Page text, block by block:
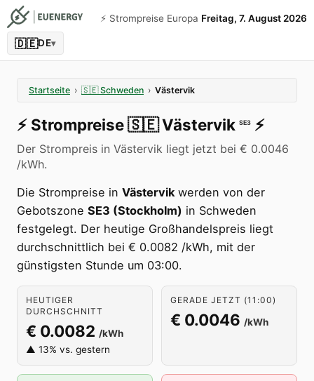
⚡️ Strompreise Europa Freitag, 7. August 2026
🇩🇪DE▾
Startseite › 🇸🇪 Schweden › Västervik
⚡️ Strompreise🇸🇪Västervik SE3 ⚡️
Der Strompreis in Västervik liegt jetzt bei € 0.0046
/kWh.
Die Strompreise in Västervikwerden von der
Gebotszone SE3 (Stockholm) in Schweden
festgelegt. Der heutige Großhandelspreis liegt
durchschnittlich bei € 0.0082 /kWh, mit der
günstigsten Stunde um 03:00.
HEUTIGER
DURCHSCHNITT
€ 0.0082 /kWh
▲ 13% vs. gestern
GERADE JETZT (11:00)
€ 0.0046 /kWh